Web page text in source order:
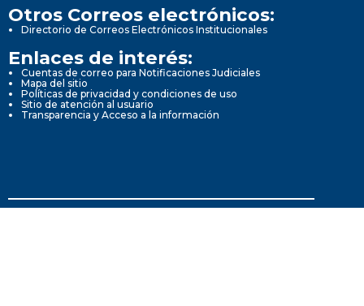
Otros Correos electrónicos:
Directorio de Correos Electrónicos Institucionales
Enlaces de interés:
Cuentas de correo para Notificaciones Judiciales
Mapa del sitio
Políticas de privacidad y condiciones de uso
Sitio de atención al usuario
Transparencia y Acceso a la información